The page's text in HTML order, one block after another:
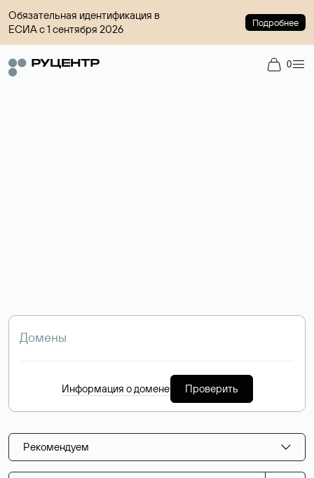
Обязательная идентификация в
ЕСИА с 1 сентября 2026
Подробнее
0
Информация о домене Проверить
Рекомендуем